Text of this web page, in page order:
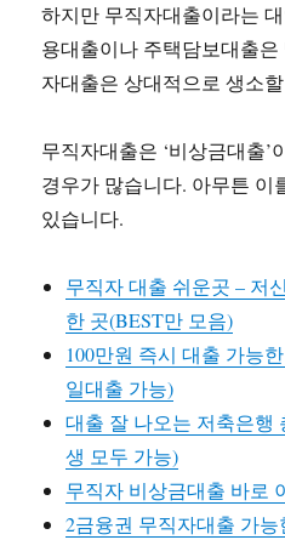
하지만 무직자대출이라는
용대출이나 주택담보대출
자대출은 상대적으로 생소
무직자대출은 ‘비상금대출
경우가 많습니다. 아무튼 이
있습니다.
무직자 대출 쉬운곳 – 저
한 곳(BEST만 모음)
100만원 즉시 대출 가능
일대출 가능)
대출 잘 나오는 저축은행
생 모두 가능)
무직자 비상금대출 바로
2금융권 무직자대출 가